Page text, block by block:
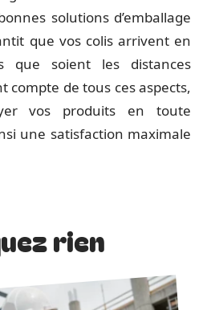
solutions d’emballage
que vos colis arrivent en
que soient les distances
compte de tous ces aspects,
vos produits en toute
une satisfaction maximale
rien